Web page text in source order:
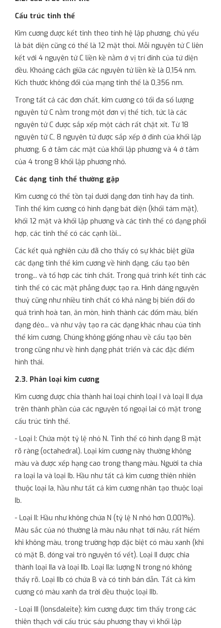
Cấu trúc tinh thể
Kim cương được kết tinh theo tính hệ lập phương, chủ yếu
là bát diện cũng có thể là 12 mặt thoi. Mỗi nguyên tử C liên
kết với 4 nguyên tử C liền kề nằm ở vị trí đỉnh của tứ diện
đều. Khoảng cách giữa các nguyên tử liền kề là 0,154 nm.
Kích thước không đổi của mạng tinh thể là 0,356 nm.
Trong tất cả các đơn chất, kim cương có tối đa số lượng
nguyên tử C nằm trong một đơn vị thể tích, tức là các
nguyên tử C được sắp xếp một cách rất chặt xít. Từ 18
nguyên tử C, 8 nguyên tử được sắp xếp ở đỉnh của khối lập
phương, 6 ở tâm các mặt của khối lập phương và 4 ở tâm
của 4 trong 8 khối lập phương nhỏ.
Các dạng tinh thể thường gặp
Kim cương có thể tồn tại dưới dạng đơn tinh hay đa tinh.
Tinh thể kim cương có hình dạng bát diện (khối tám mặt),
khối 12 mặt và khối lập phương và các tinh thể có dạng phối
hợp, các tinh thể có các cạnh lồi...
Các kết quả nghiên cứu đã cho thấy có sự khác biệt giữa
các dạng tinh thể kim cương về hình dạng, cấu tạo bên
trong... và tổ hợp các tính chất. Trong quá trình kết tinh các
tinh thể có các mặt phẳng được tạo ra. Hình dáng nguyên
thuỷ cũng như nhiều tính chất có khả năng bị biến đổi do
quá trình hoà tan, ăn mòn, hình thành các đốm màu, biến
dạng dẻo... và như vậy tạo ra các dạng khác nhau của tinh
thể kim cương. Chúng không giống nhau về cấu tạo bên
trong cũng như về hình dạng phát triển và các đặc điểm
hình thái.
2.3. Phân loại kim cương
Kim cương được chia thành hai loại chính loại I và loại II dựa
trên thành phần của các nguyên tố ngoại lai có mặt trong
cấu trúc tinh thể.
- Loại I: Chứa một tỷ lệ nhỏ N. Tinh thể có hình dạng 8 mặt
rõ ràng (octahedral). Loại kim cương này thường không
màu và được xếp hạng cao trong thang màu. Người ta chia
ra loại Ia và loại Ib. Hầu như tất cả kim cương thiên nhiên
thuộc loại Ia, hầu như tất cả kim cương nhân tạo thuộc loại
Ib.
- Loại II: Hầu như không chứa N (tỷ lệ N nhỏ hơn 0,001%).
Màu sắc của nó thường là màu nâu nhạt tới nâu, rất hiếm
khi không màu, trong trường hợp đặc biệt có màu xanh (khi
có mặt B, đóng vai trò nguyên tố vết). Loại II được chia
thành loại IIa và loại IIb. Loại IIa: lượng N trong nó không
thấy rõ. Loại IIb có chứa B và có tính bán dẫn. Tất cả kim
cương có màu xanh da trời đều thuộc loại IIb.
- Loại III (Ionsdaleite): kim cương được tìm thấy trong các
thiên thạch với cấu trúc sáu phương thay vì khối lập